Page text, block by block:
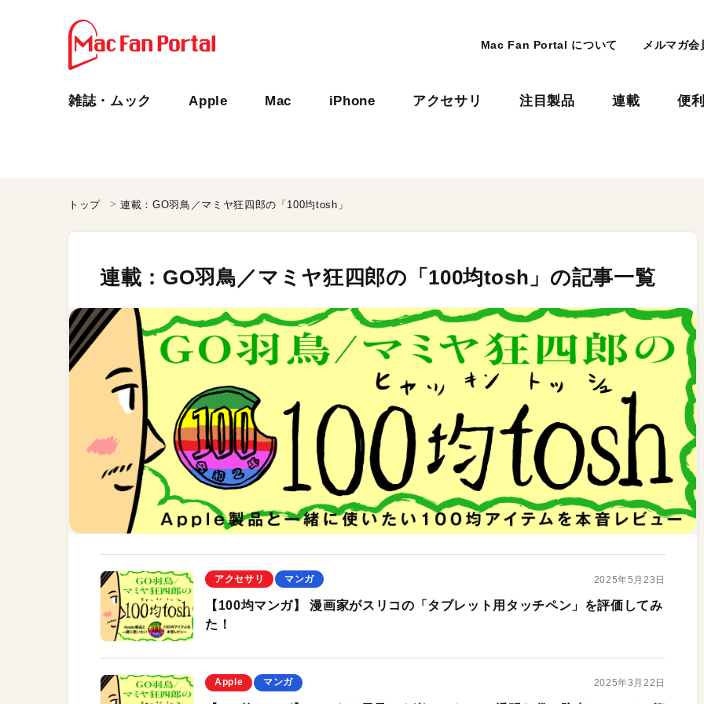
Mac Fan Portal について メルマガ会
雑誌・ムック Apple Mac iPhone アクセサリ 注目製品 連載 便
トップ 連載：GO羽鳥／マミヤ狂四郎の「100均tosh」
連載：GO羽鳥／マミヤ狂四郎の「100均tosh」の記事一覧
アクセサリ マンガ 2025年5月23日
【100均マンガ】 漫画家がスリコの「タブレット用タッチペン」を評価してみ
た！
Apple マンガ 2025年3月22日